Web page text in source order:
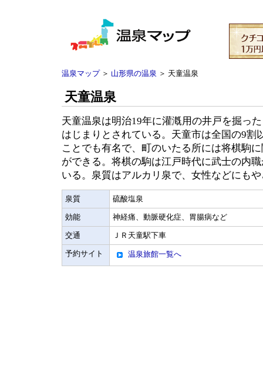
温泉マップ＞ 山形県の温泉 ＞ 天童温泉
天童温泉
天童温泉は明治19年に灌漑用の井戸を掘っ
はじまりとされている。天童市は全国の9割
ことでも有名で、町のいたる所には将棋駒
ができる。将棋の駒は江戸時代に武士の内
いる。泉質はアルカリ泉で、女性などにも
泉質 硫酸塩泉
効能 神経痛、動脈硬化症、胃腸病など
交通 ＪＲ天童駅下車
予約サイト 温泉旅館一覧へ